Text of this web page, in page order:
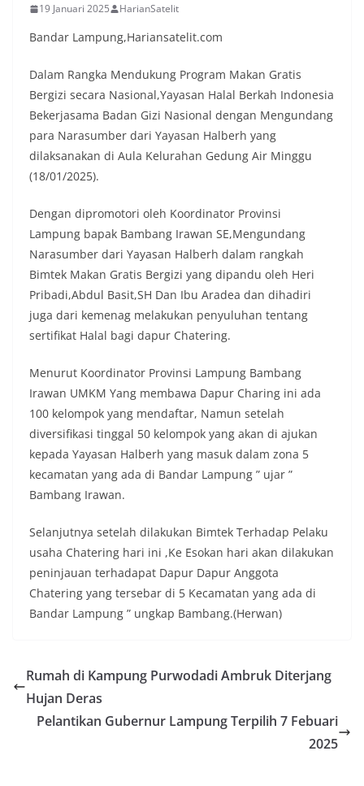
19 Januari 2025 HarianSatelit
Bandar Lampung,Hariansatelit.com
Dalam Rangka Mendukung Program Makan Gratis
Bergizi secara Nasional,Yayasan Halal Berkah Indonesia
Bekerjasama Badan Gizi Nasional dengan Mengundang
para Narasumber dari Yayasan Halberh yang
dilaksanakan di Aula Kelurahan Gedung Air Minggu
(18/01/2025).
Dengan dipromotori oleh Koordinator Provinsi
Lampung bapak Bambang Irawan SE,Mengundang
Narasumber dari Yayasan Halberh dalam rangkah
Bimtek Makan Gratis Bergizi yang dipandu oleh Heri
Pribadi,Abdul Basit,SH Dan Ibu Aradea dan dihadiri
juga dari kemenag melakukan penyuluhan tentang
sertifikat Halal bagi dapur Chatering.
Menurut Koordinator Provinsi Lampung Bambang
Irawan UMKM Yang membawa Dapur Charing ini ada
100 kelompok yang mendaftar, Namun setelah
diversifikasi tinggal 50 kelompok yang akan di ajukan
kepada Yayasan Halberh yang masuk dalam zona 5
kecamatan yang ada di Bandar Lampung ” ujar ”
Bambang Irawan.
Selanjutnya setelah dilakukan Bimtek Terhadap Pelaku
usaha Chatering hari ini ,Ke Esokan hari akan dilakukan
peninjauan terhadapat Dapur Dapur Anggota
Chatering yang tersebar di 5 Kecamatan yang ada di
Bandar Lampung ” ungkap Bambang.(Herwan)
Rumah di Kampung Purwodadi Ambruk Diterjang
Hujan Deras
Pelantikan Gubernur Lampung Terpilih 7 Febuari
2025